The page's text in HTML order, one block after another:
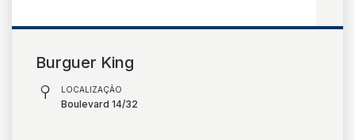
Burguer King
LOCALIZAÇÃO
Boulevard 14/32